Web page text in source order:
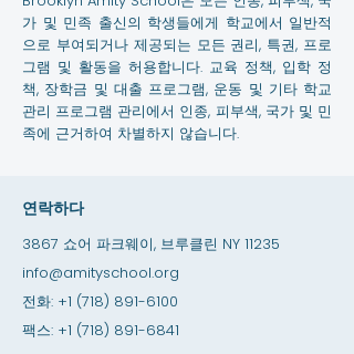
가 및 민족 출신의 학생들에게 학교에서 일반적
으로 부여되거나 제공되는 모든 권리, 특권, 프로
그램 및 활동을 허용합니다. 교육 정책, 입학 정
책, 장학금 및 대출 프로그램, 운동 및 기타 학교
관리 프로그램 관리에서 인종, 피부색, 국가 및 민
족에 근거하여 차별하지 않습니다.
연락하다
3867 쇼어 파크웨이, 브루클린 NY 11235
info@amityschool.org
전화: +1 (718) 891-6100
팩스: +1 (718) 891-6841